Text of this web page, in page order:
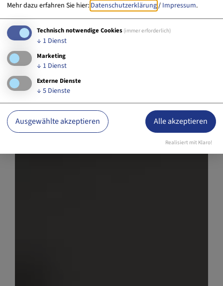
komootentdecken.
Mehr dazu erfahren Sie hier: Datenschutzerklärung/ Impressum.
Technisch notwendige Cookies (immer erforderlich)
↓ 1 Dienst
Marketing
↓ 1 Dienst
Externe Dienste
↓ 5 Dienste
Ausgewählte akzeptieren Alle akzeptieren
Realisiert mit Klaro!